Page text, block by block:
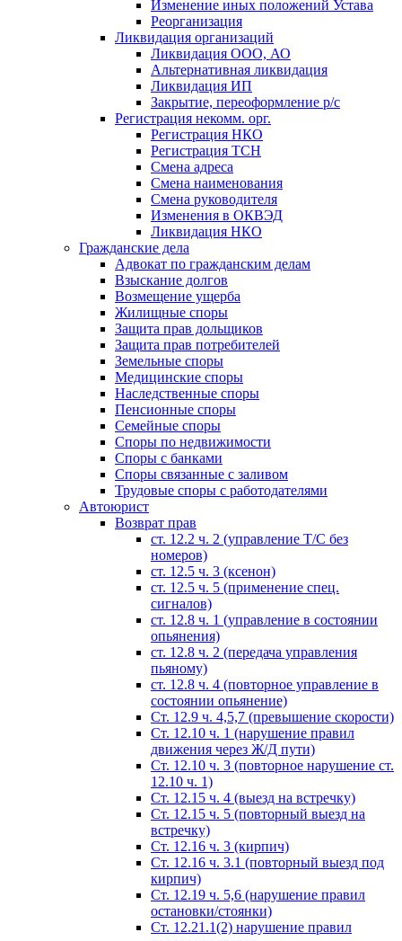
Изменение иных положений Устава
Реорганизация
Ликвидация организаций
Ликвидация ООО, АО
Альтернативная ликвидация
Ликвидация ИП
Закрытие, переоформление р/с
Регистрация некомм. орг.
Регистрация НКО
Регистрация ТСН
Смена адреса
Смена наименования
Смена руководителя
Изменения в ОКВЭД
Ликвидация НКО
Гражданские дела
Адвокат по гражданским делам
Взыскание долгов
Возмещение ущерба
Жилищные споры
Защита прав дольщиков
Защита прав потребителей
Земельные споры
Медицинские споры
Наследственные споры
Пенсионные споры
Семейные споры
Cпоры по недвижимости
Споры с банками
Споры связанные с заливом
Трудовые споры с работодателями
Автоюрист
Возврат прав
ст. 12.2 ч. 2 (управление Т/С без
номеров)
ст. 12.5 ч. 3 (ксенон)
ст. 12.5 ч. 5 (применение спец.
сигналов)
cт. 12.8 ч. 1 (управление в состоянии
опьянения)
ст. 12.8 ч. 2 (передача управления
пьяному)
ст. 12.8 ч. 4 (повторное управление в
состоянии опьянение)
Ст. 12.9 ч. 4,5,7 (превышение скорости)
Ст. 12.10 ч. 1 (нарушение правил
движения через Ж/Д пути)
Ст. 12.10 ч. 3 (повторное нарушение ст.
12.10 ч. 1)
Ст. 12.15 ч. 4 (выезд на встречку)
Ст. 12.15 ч. 5 (повторный выезд на
встречку)
Ст. 12.16 ч. 3 (кирпич)
Ст. 12.16 ч. 3.1 (повторный выезд под
кирпич)
Ст. 12.19 ч. 5,6 (нарушение правил
остановки/стоянки)
Ст. 12.21.1(2) нарушение правил